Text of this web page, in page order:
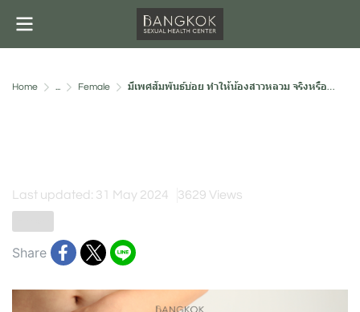
Home ... Female มีเพศสัมพันธ์บ่อย ทำให้น้องสาวหลวม จริงหรือไม่? | BSHC
Last updated: 31 May 2024 3629 Views
Share